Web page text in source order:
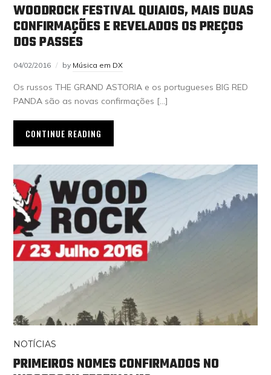
WOODROCK FESTIVAL QUIAIOS, MAIS DUAS
CONFIRMAÇÕES E REVELADOS OS PREÇOS
DOS PASSES
04/02/2016 by Música em DX
Os russos THE GRAND ASTORIA e os portugueses BIG RED
PANDA são as novas confirmações […]
CONTINUE READING
NOTÍCIAS
PRIMEIROS NOMES CONFIRMADOS NO